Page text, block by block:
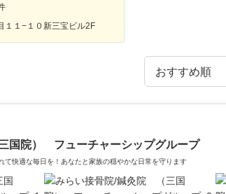
１１−１０新三宝ビル2F
国院） フューチャーシップグループ
て快適な毎日を！あなたと家族の穏やかな日常を守ります